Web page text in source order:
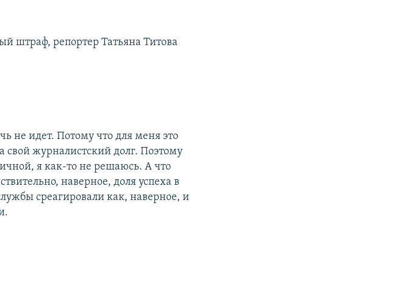
штраф, репортер Татьяна Титова
не идет. Потому что для меня это
журналистский долг. Поэтому
я как-то не решаюсь. А что
наверное, доля успеха в
среагировали как, наверное, и